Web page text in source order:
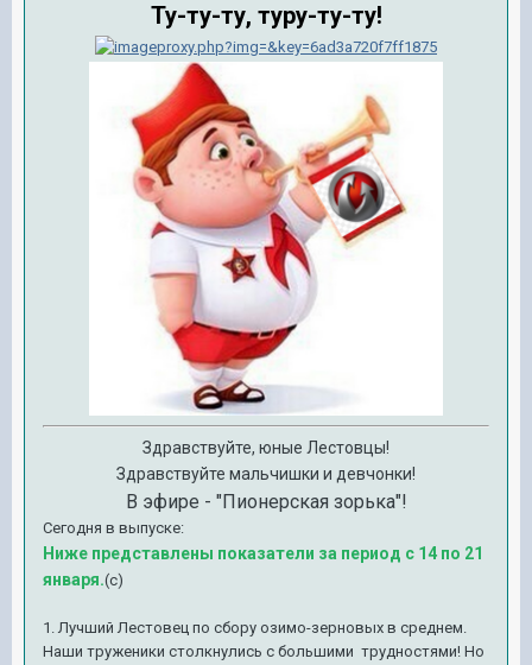
Ту-ту-ту, туру-ту-ту!
Здравствуйте, юные Лестовцы!
Здравствуйте мальчишки и девчонки!
В эфире - "Пионерская зорька"!
Сегодня в выпуске:
Ниже представлены показатели за период с 14 по 21
января.(с)
1. Лучший Лестовец по сбору озимо-зерновых в среднем.
Наши труженики столкнулись с большими трудностями! Но